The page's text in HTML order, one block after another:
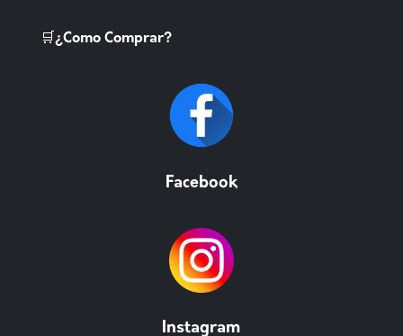
🛒¿Como Comprar?
Facebook
Instagram